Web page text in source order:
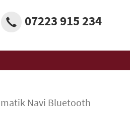
07223 915 234
Navi Bluetooth